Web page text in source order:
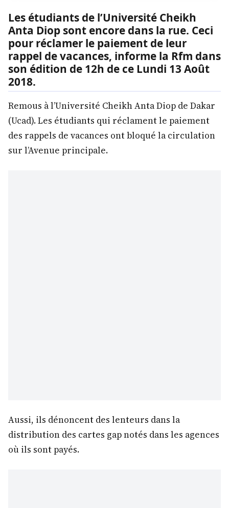
Les étudiants de l’Université Cheikh
Anta Diop sont encore dans la rue. Ceci
pour réclamer le paiement de leur
rappel de vacances, informe la Rfm dans
son édition de 12h de ce Lundi 13 Août
2018.
Remous à l’Université Cheikh Anta Diop de Dakar
(Ucad). Les étudiants qui réclament le paiement
des rappels de vacances ont bloqué la circulation
sur l’Avenue principale.
Aussi, ils dénoncent des lenteurs dans la
distribution des cartes gap notés dans les agences
où ils sont payés.